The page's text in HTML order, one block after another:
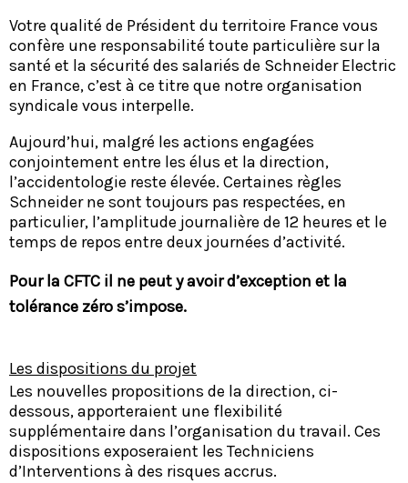
Votre qualité de Président du territoire France vous
confère une responsabilité toute particulière sur la
santé et la sécurité des salariés de Schneider Electric
en France, c’est à ce titre que notre organisation
syndicale vous interpelle.
Aujourd’hui, malgré les actions engagées
conjointement entre les élus et la direction,
l’accidentologie reste élevée. Certaines règles
Schneider ne sont toujours pas respectées, en
particulier, l’amplitude journalière de 12 heures et le
temps de repos entre deux journées d’activité.
Pour la CFTC il ne peut y avoir d’exception et la
tolérance zéro s’impose.
Les dispositions du projet
Les nouvelles propositions de la direction, ci-
dessous, apporteraient une flexibilité
supplémentaire dans l’organisation du travail. Ces
dispositions exposeraient les Techniciens
d’Interventions à des risques accrus.